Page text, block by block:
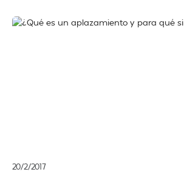
20/2/2017